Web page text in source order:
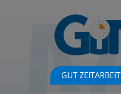
GUT ZEITARBEIT